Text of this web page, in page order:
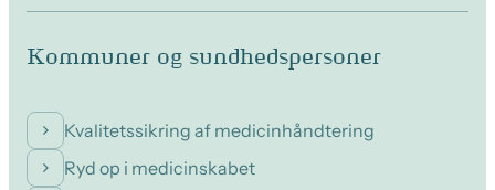
Kommuner og sundhedspersoner
Kvalitetssikring af medicinhåndtering
Ryd op i medicinskabet